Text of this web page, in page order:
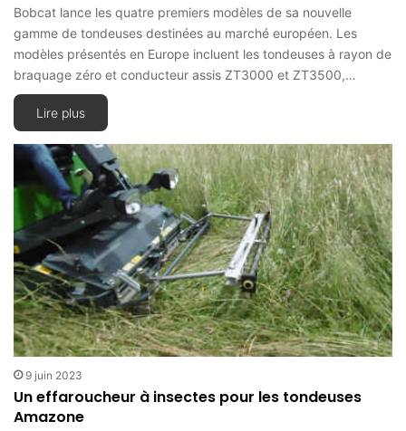
Bobcat lance les quatre premiers modèles de sa nouvelle
gamme de tondeuses destinées au marché européen. Les
modèles présentés en Europe incluent les tondeuses à rayon de
braquage zéro et conducteur assis ZT3000 et ZT3500,…
Lire plus
9 juin 2023
Un effaroucheur à insectes pour les tondeuses
Amazone